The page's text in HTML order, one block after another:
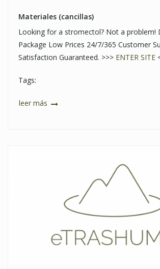
Materiales (cancillas)
Looking for a stromectol? Not a problem!
Package Low Prices 24/7/365 Customer
Satisfaction Guaranteed. >>> ENTER SITE
Tags:
leer más